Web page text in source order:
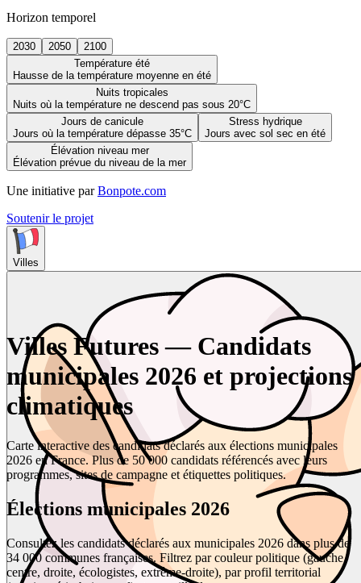
Horizon temporel
2030 2050
2100
Température été
Hausse de la température moyenne en été
Nuits tropicales
Nuits où la température ne descend pas sous 20°C
Jours de canicule
Jours où la température dépasse 35°C
Stress hydrique
Jours avec sol sec en été
Élévation niveau mer
Élévation prévue du niveau de la mer
Une initiative par Bonpote.com
Soutenir le projet
Villes
Villes Futures — Candidats
municipales 2026 et projections
climatiques
Carte interactive des candidats déclarés aux élections municipales
2026 en France. Plus de 50 000 candidats référencés avec leurs
programmes, sites de campagne et étiquettes politiques.
Élections municipales 2026
Consultez les candidats déclarés aux municipales 2026 dans plus de
34 000 communes françaises. Filtrez par couleur politique (gauche,
centre, droite, écologistes, extrême-droite), par profil territorial